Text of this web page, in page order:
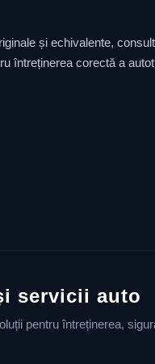
și echivalente,
întreținerea corectă a
servicii auto
pentru întreținerea,